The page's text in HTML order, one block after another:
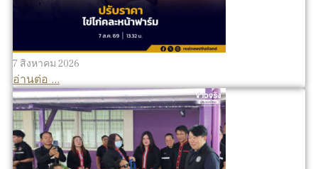
7 สิงหาคม 2026
อ่านต่อ ...